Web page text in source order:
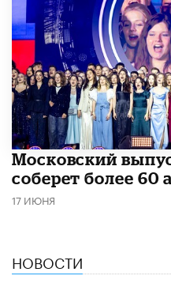
Московский
соберет более 60
17 ИЮНЯ
НОВОСТИ